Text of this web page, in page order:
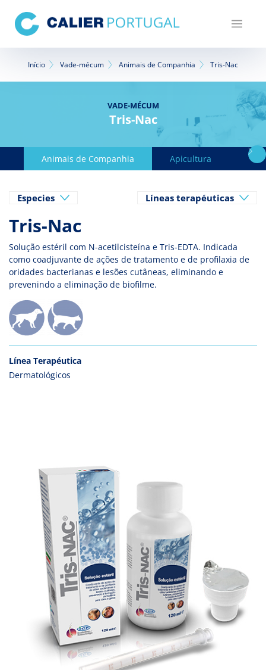
para
conteúdo
principalNavegação
estrutural
Início Vade-mécum Animais de Companhia Tris-Nac
VADE-MÉCUM
Tris-Nac
Animais de Companhia Apicultura
Especies Líneas terapéuticas
Tris-Nac
Solução estéril com N-acetilcisteína e Tris-EDTA. Indicada
como coadjuvante de ações de tratamento e de profilaxia de
oridades bacterianas e lesões cutâneas, eliminando e
prevenindo a eliminação de biofilme.
Línea Terapéutica
Dermatológicos